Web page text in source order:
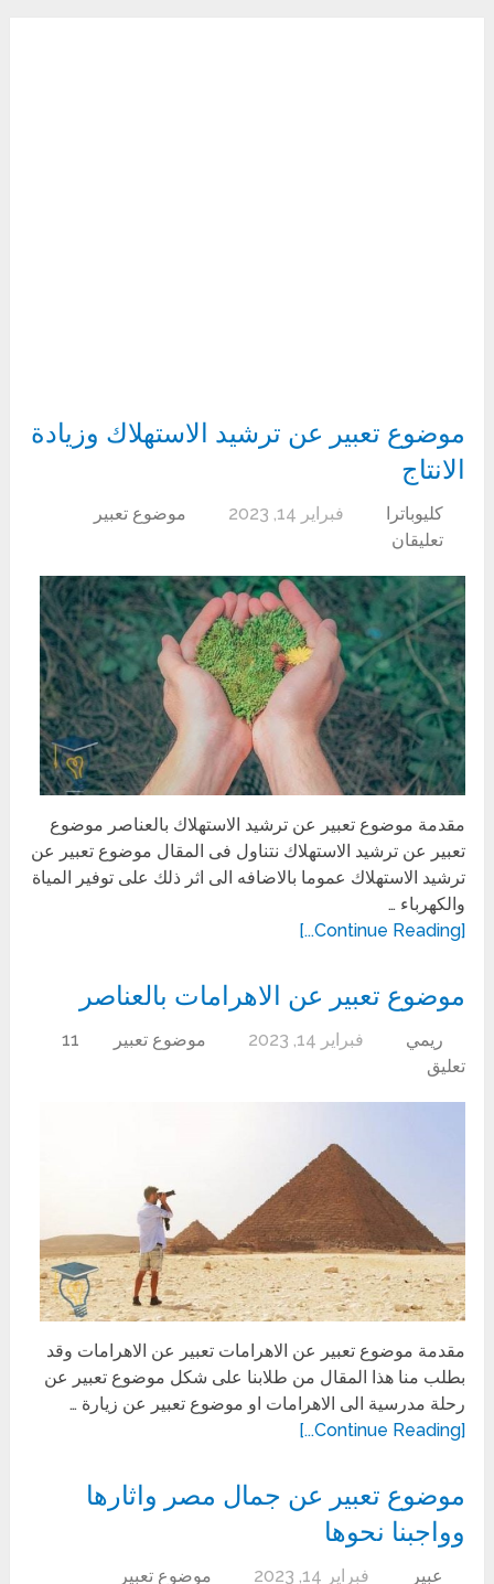
موضوع تعبير عن ترشيد الاستهلاك وزيادة
الانتاج
كليوباترا فبراير 14, 2023
موضوع تعبير
تعليقان
مقدمة موضوع تعبير عن ترشيد الاستهلاك بالعناصر موضوع
تعبير عن ترشيد الاستهلاك نتناول فى المقال موضوع تعبير عن
ترشيد الاستهلاك عموما بالاضافه الى اثر ذلك على توفير المياة
والكهرباء …
[Continue Reading...]
موضوع تعبير عن الاهرامات بالعناصر
ريمي فبراير 14, 2023 موضوع تعبير
11
تعليق
مقدمة موضوع تعبير عن الاهرامات تعبير عن الاهرامات وقد
بطلب منا هذا المقال من طلابنا على شكل موضوع تعبير عن
رحلة مدرسية الى الاهرامات او موضوع تعبير عن زيارة …
[Continue Reading...]
موضوع تعبير عن جمال مصر واثارها
وواجبنا نحوها
عبير فبراير 14, 2023
موضوع تعبير